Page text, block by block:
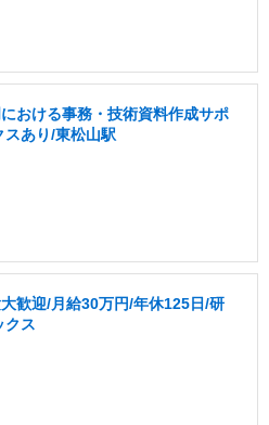
おける事務・技術資料作成サポ
あり/東松山駅
歓迎/月給30万円/年休125日/研
クス